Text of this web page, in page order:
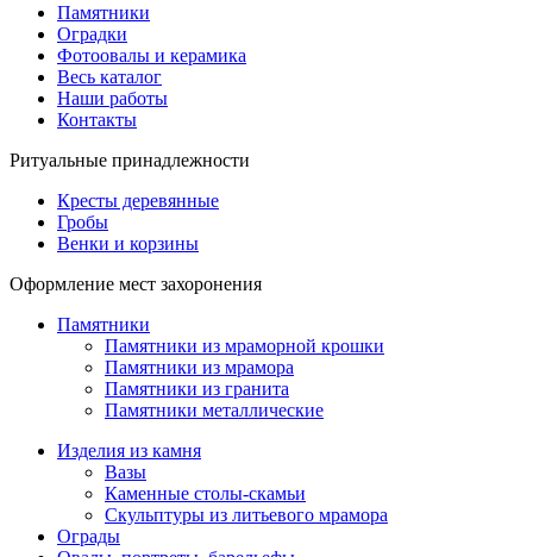
Памятники
Оградки
Фотоовалы и керамика
Весь каталог
Наши работы
Контакты
Ритуальные принадлежности
Кресты деревянные
Гробы
Венки и корзины
Оформление мест захоронения
Памятники
Памятники из мраморной крошки
Памятники из мрамора
Памятники из гранита
Памятники металлические
Изделия из камня
Вазы
Каменные столы-скамьи
Скульптуры из литьевого мрамора
Ограды